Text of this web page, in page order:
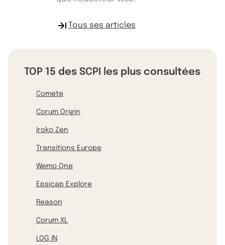
Tous ses articles
TOP 15 des SCPI les plus consultées
Comète
Corum Origin
Iroko Zen
Transitions Europe
Wemo One
Epsicap Explore
Reason
Corum XL
LOG IN